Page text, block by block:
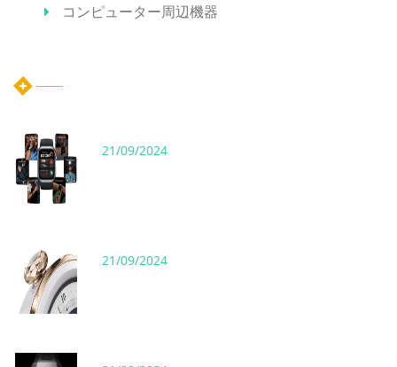
コンピューター周辺機器
21/09/2024
21/09/2024